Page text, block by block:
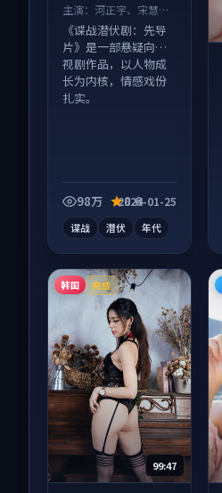
主演： 河正宇、宋慧乔
等
《谍战潜伏剧：先导
片》是一部悬疑向电
视剧作品，以人物成
长为内核，情感戏份
扎实。
98万 8.6
2024-01-25
谍战 潜伏 年代
韩国 完结
99:47